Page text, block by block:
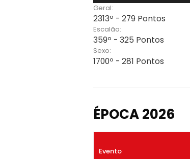
Geral:
2313º - 279 Pontos
Escalão:
359º - 325 Pontos
Sexo:
1700º - 281 Pontos
ÉPOCA 2026
Evento